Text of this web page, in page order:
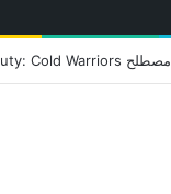
اتحاد WWE يسجل ثلاث علامات تجارية تتعلق في الألعاب..هل هناك إعلان قريب! – العاب – يلا لايف – يلا لايف